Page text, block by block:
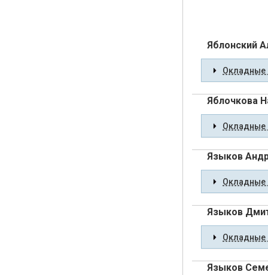
Яблонский
Окладные
Яблочкова
Окладные
Языков
Окладные
Языков
Окладные
Языков